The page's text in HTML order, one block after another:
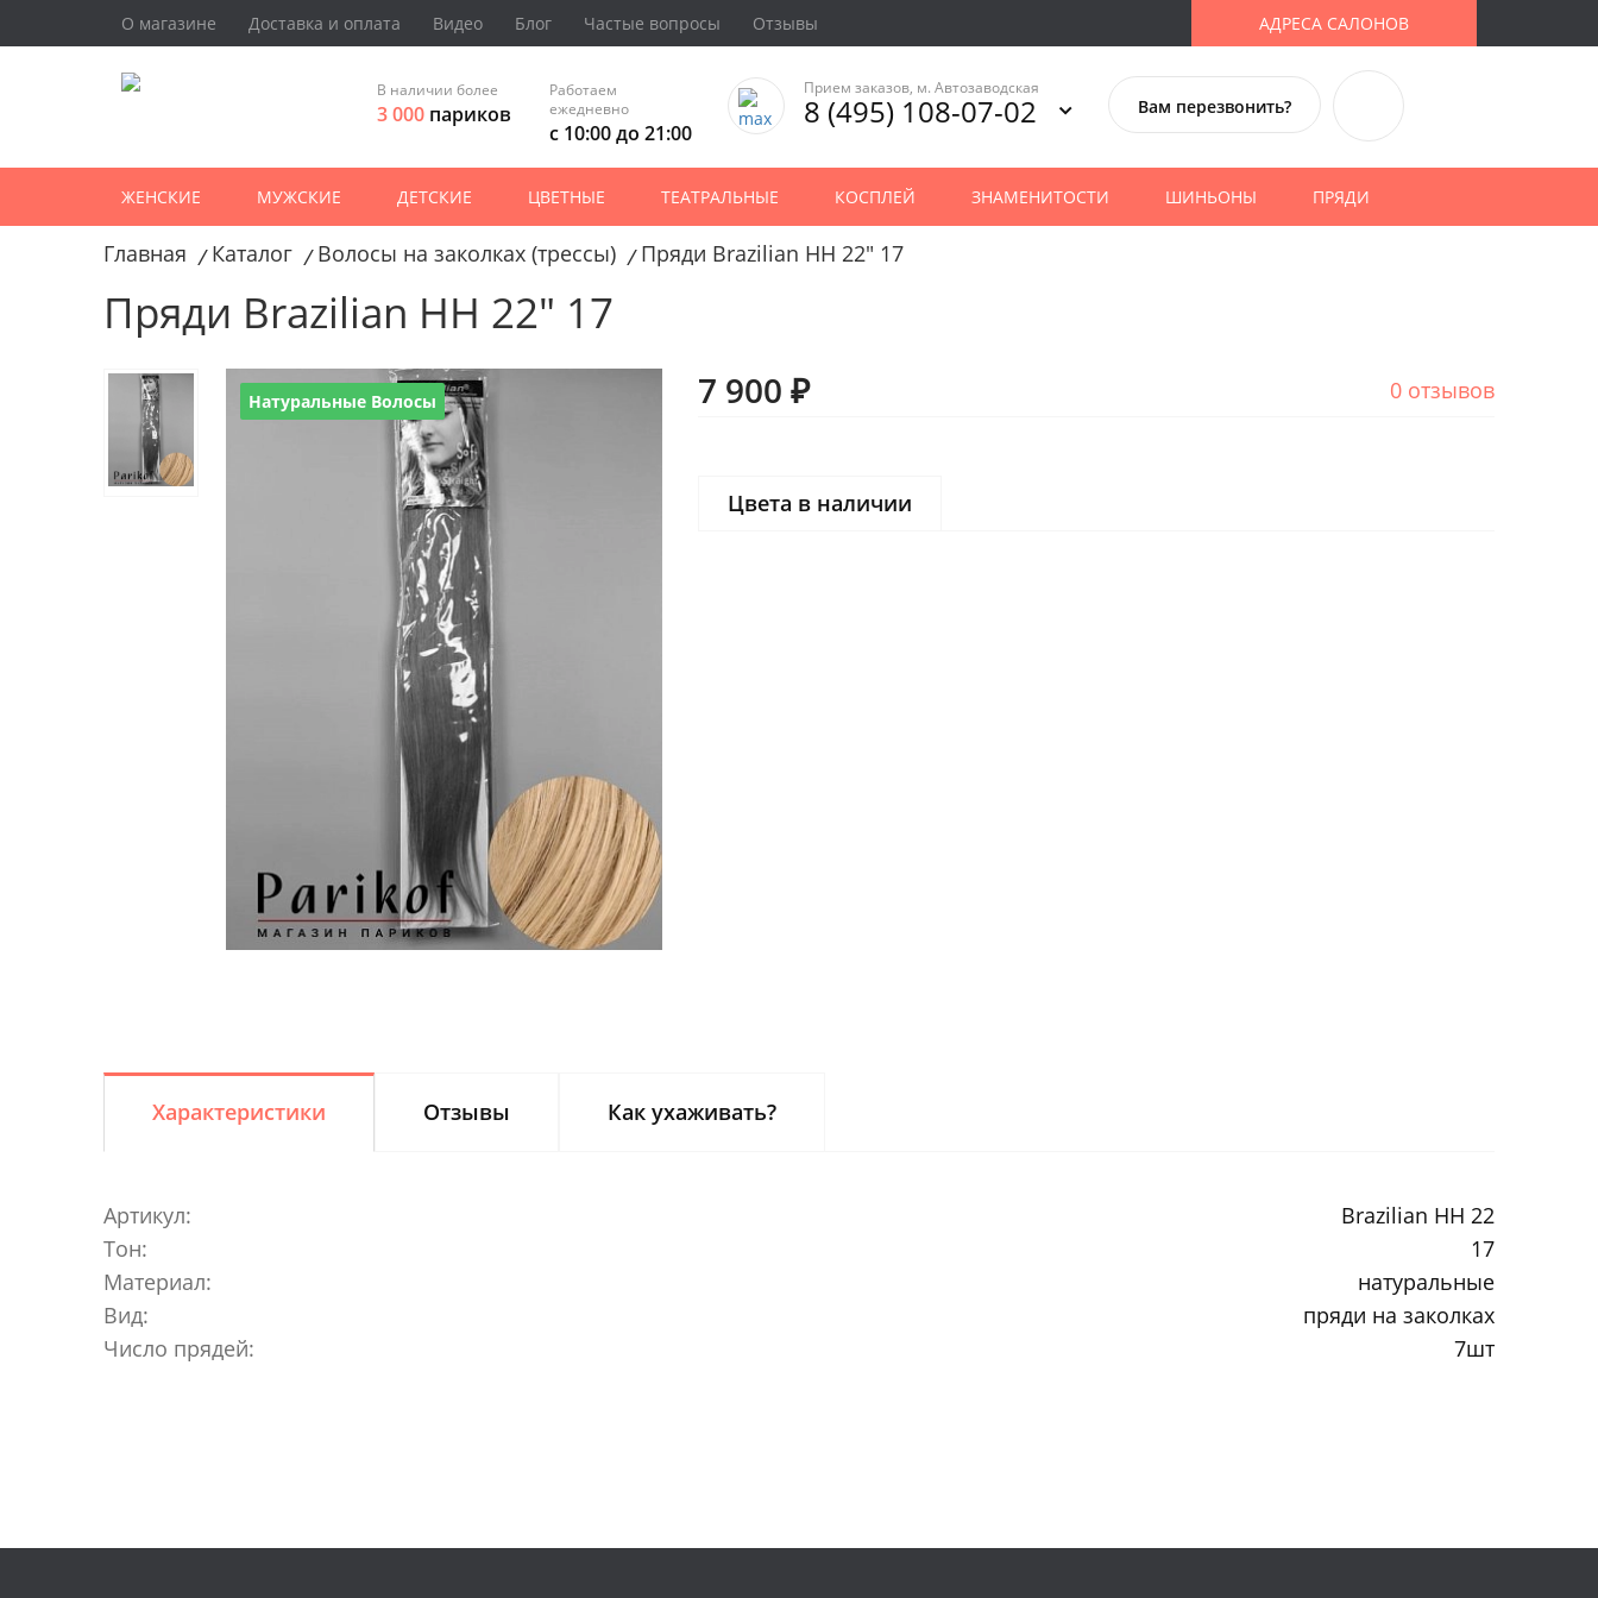
О магазине Доставка и оплата Видео Блог Частые вопросы Отзывы АДРЕСА САЛОНОВ
В наличии более
3 000 париков
Работаем
ежедневно
с 10:00 до 21:00
Прием заказов, м. Автозаводская
8 (495) 108-07-02 Вам перезвонить?
ЖЕНСКИЕ МУЖСКИЕ ДЕТСКИЕ ЦВЕТНЫЕ ТЕАТРАЛЬНЫЕ КОСПЛЕЙ ЗНАМЕНИТОСТИ ШИНЬОНЫ ПРЯДИ
Главная / Каталог / Волосы на заколках (трессы) / Пряди Brazilian HH 22" 17
Пряди Brazilian HH 22" 17
Натуральные Волосы 7 900 ₽ 0 отзывов
Цвета в наличии
Характеристики Отзывы Как ухаживать?
Артикул:
Brazilian HH 22
Тон:
17
Материал:
натуральные
Вид:
пряди на заколках
Число прядей:
7шт